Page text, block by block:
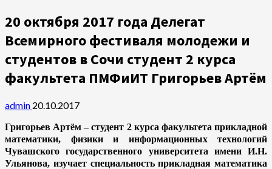
20 октября 2017 года Делегат
Всемирного фестиваля молодежи и
студентов в Сочи студент 2 курса
факультета ПМФиИТ Григорьев Артём
admin 20.10.2017
Григорьев Артём – студент 2 курса факультета прикладной
математики, физики и информационных технологий
Чувашского государственного университета имени И.Н.
Ульянова, изучает специальность прикладная математика